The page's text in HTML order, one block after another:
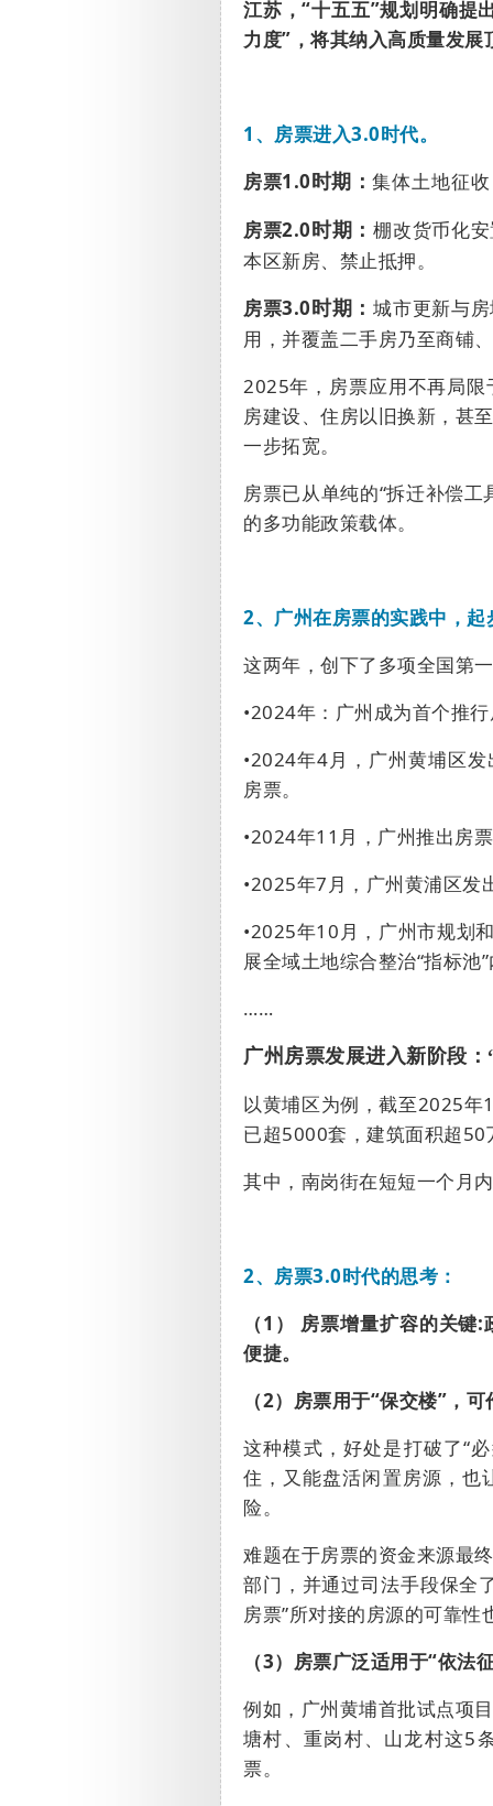
江苏，“十五五”规划明确提
力度” ，将其纳入高质量发展
1、 房票进入3.0时代。
房票1.0时期：集体土地征
房票2.0时期：棚改货币化
本区新房、禁止抵押。
房票3.0时期：城市更新与
用，并覆盖二手房乃至商铺
2025年，房票应用不再局
房建设、住房以旧换新，甚
一步拓宽。
房票已从单纯的“拆迁补偿工
的多功能政策载体。
2、 广州在房票的实践中，
这两年，创下了多项全国第
•2024年：广州成为首个推
•2024年4月，广州黄埔区
房票。
•2024年11 月，广州推出房
•2025年7 月，广州黄浦区发
•2025年10 月， 广州市规划
展全域土地综合整治“指标池”
……
广州房票发展进入新阶段
以黄埔区为例，截至2025年
已超5000套 ，建筑面积超50
其中，南岗街在短短一个月
2、 房票3.0时代的思考：
（1）
房票增量扩容的关键:
便捷。
（2） 房票用于“保交楼”，
这种模式，好处是打破了“
住，又能盘活闲置房源，也
险。
难题在于房票的资金来源最
部门，并通过司法手段保全
房票”所对接的房源的可靠性
（3）房票广泛适用于“依法
例如，广州黄埔首批试点项
塘村、重岗村、山龙村这5
票。